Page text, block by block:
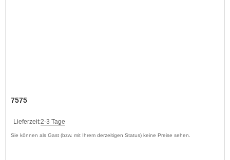
7575
Lieferzeit:2-3 Tage
Sie können als Gast (bzw. mit Ihrem derzeitigen Status) keine Preise sehen.